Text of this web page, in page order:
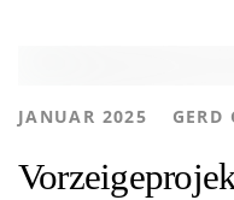
TagsKUNDENPROJEKTE
JANUAR 2025 GERD